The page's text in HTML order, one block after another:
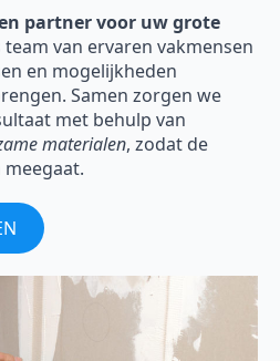
partner voor uw grote
team van ervaren vakmensen
en mogelijkheden
Samen zorgen we
met behulp van
materialen, zodat de